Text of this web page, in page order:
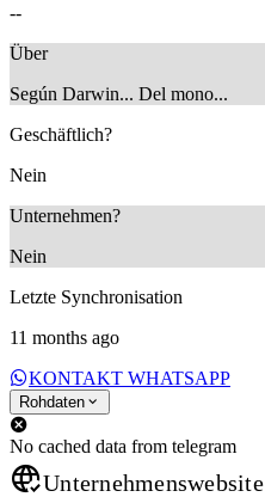
--
Über
Según Darwin... Del mono...
Geschäftlich?
Nein
Unternehmen?
Nein
Letzte Synchronisation
11 months ago
KONTAKT WHATSAPP
Rohdaten
No cached data from telegram
Unternehmenswebsite